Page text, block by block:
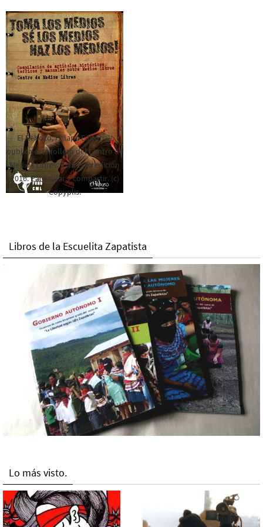
El Rebozo, Palapa Editorial,
publica este folleto del Centro de
Medios Libres. Esta es la edición
2016. Para rolar y compartir. (c)
Copyplis.
Libros de la Escuelita Zapatista
Lo más visto.